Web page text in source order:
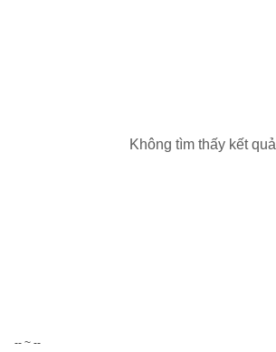
Không tìm thấy kết quả
-- ~ --